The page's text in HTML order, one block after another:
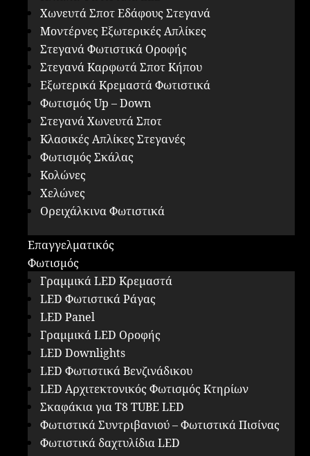
Χωνευτά Σποτ Εδάφους Στεγανά
Μοντέρνες Εξωτερικές Απλίκες
Στεγανά Φωτιστικά Οροφής
Στεγανά Καρφωτά Σποτ Κήπου
Εξωτερικά Κρεμαστά Φωτιστικά
Φωτισμός Up – Down
Στεγανά Χωνευτά Σποτ
Κλασικές Απλίκες Στεγανές
Φωτισμός Σκάλας
Κολώνες
Χελώνες
Ορειχάλκινα Φωτιστικά
Επαγγελματικός
Φωτισμός
Γραμμικά LED Κρεμαστά
LED Φωτιστικά Ράγας
LED Panel
Γραμμικά LED Οροφής
LED Downlights
LED Φωτιστικά Βενζινάδικου
LED Αρχιτεκτονικός Φωτισμός Κτηρίων
Σκαφάκια για Τ8 ΤUBE LED
Φωτιστικά Συντριβανιού – Φωτιστικά Πισίνας
Φωτιστικά δαχτυλίδια LED